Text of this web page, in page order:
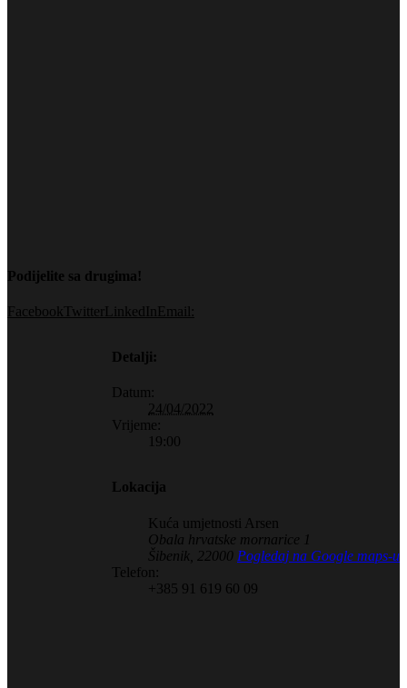
Podijelite sa drugima!
Facebook TwitterLinkedInEmail:
Detalji:
Datum:
24/04/2022
Vrijeme:
19:00
Lokacija
Kuća umjetnosti Arsen
Obala hrvatske mornarice 1
Šibenik
22000 Pogledaj na Google maps-u
Telefon:
+385 91 619 60 09